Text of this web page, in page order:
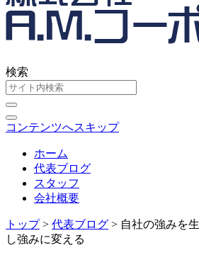
検索
コンテンツへスキップ
ホーム
代表ブログ
スタッフ
会社概要
トップ> 代表ブログ > 自社の強みを
し強みに変える